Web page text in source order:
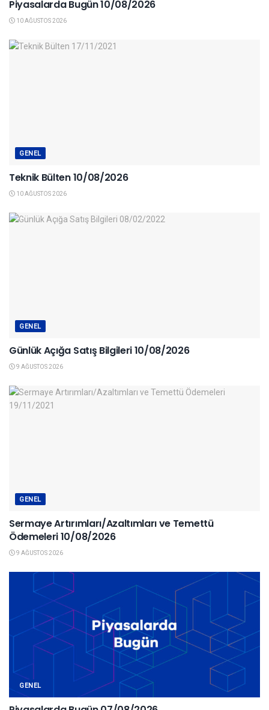
Piyasalarda Bugün 10/08/2026
10 AĞUSTOS 2026
GENEL
Teknik Bülten 10/08/2026
10 AĞUSTOS 2026
GENEL
Günlük Açığa Satış Bilgileri 10/08/2026
9 AĞUSTOS 2026
GENEL
Sermaye Artırımları/Azaltımları ve Temettü
Ödemeleri 10/08/2026
9 AĞUSTOS 2026
GENEL